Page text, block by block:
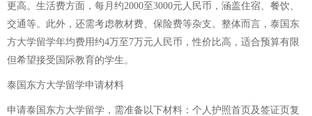
更高。生活费方面，每月约2000至3000元人民币，涵盖住宿、餐饮、
交通等。此外，还需考虑教材费、保险费等杂支。整体而言，泰国东
方大学留学年均费用约4万至7万元人民币，性价比高，适合预算有限
但希望接受国际教育的学生。
泰国东方大学留学申请材料
申请泰国东方大学留学，需准备以下材料：个人护照首页及签证页复